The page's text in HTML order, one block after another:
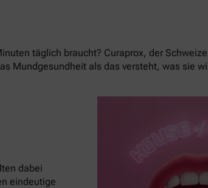
täglich braucht? Curaprox, der
Mundgesundheit als das versteht, was sie
dabei
eindeutige